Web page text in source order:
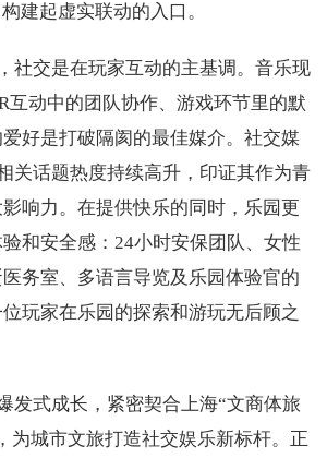
建起虚实联动的入口。
社交是在玩家互动的主基调。音乐现
互动中的团队协作、游戏环节里的默
好是打破隔阂的最佳媒介。社交媒
关话题热度持续高升，印证其作为青
响力。在提供快乐的同时，乐园更
和安全感：24小时安保团队、女性
务室、多语言导览及乐园体验官的
玩家在乐园的探索和游玩无后顾之
发式成长，紧密契合上海“文商体旅
为城市文旅打造社交娱乐新标杆。正